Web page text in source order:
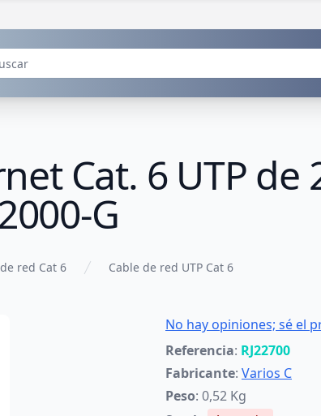
Cat. 6 UTP de
G
red Cat 6 Cable de red UTP Cat 6
No hay opiniones; sé el
Referencia: RJ22700
Fabricante: Varios C
Peso: 0,52 Kg